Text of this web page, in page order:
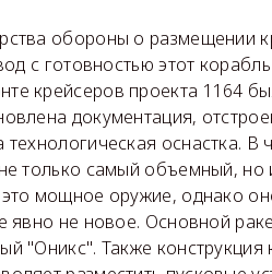
обороны о размещении
с готовностью этот
крейсеров проекта 1164
документация,
оснастка. В
только самый объемный, но
мощное оружие, однако
явно не новое. Основной
"Оникс". Также конструкция